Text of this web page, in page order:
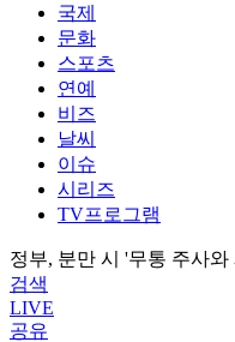
국제
문화
스포츠
연예
비즈
날씨
이슈
시리즈
TV프로그램
정부, 분만 시 '무통 주사
검색
LIVE
공유